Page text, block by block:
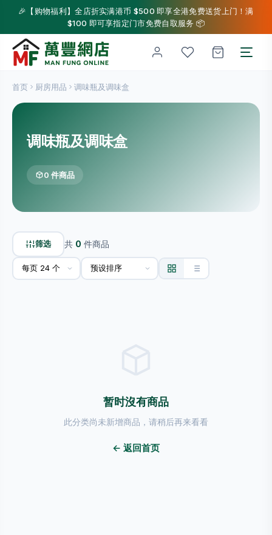
🎉【购物福利】全店折实满港币 $500 即享全港免费送货上门！满
$100 即可享指定门市免费自取服务 📦
首页 厨房用品 调味瓶及调味盒
调味瓶及调味盒
0 件商品
筛选 共 0 件商品
暂时沒有商品
此分类尚未新增商品，请稍后再来看看
← 返回首页